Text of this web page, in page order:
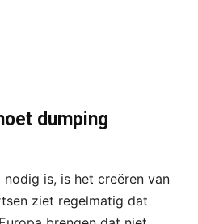
dumping
is, is het creëren van
ziet regelmatig dat